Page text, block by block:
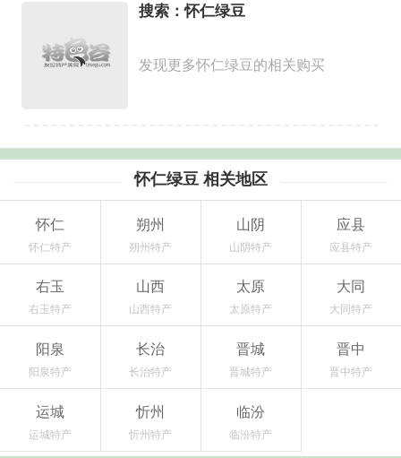
搜索：怀仁绿豆
发现更多怀仁绿豆的相关购买
怀仁绿豆 相关地区
怀仁
怀仁特产
朔州
朔州特产
山阴
山阴特产
应县
应县特产
右玉
右玉特产
山西
山西特产
太原
太原特产
大同
大同特产
阳泉
阳泉特产
长治
长治特产
晋城
晋城特产
晋中
晋中特产
运城
运城特产
忻州
忻州特产
临汾
临汾特产